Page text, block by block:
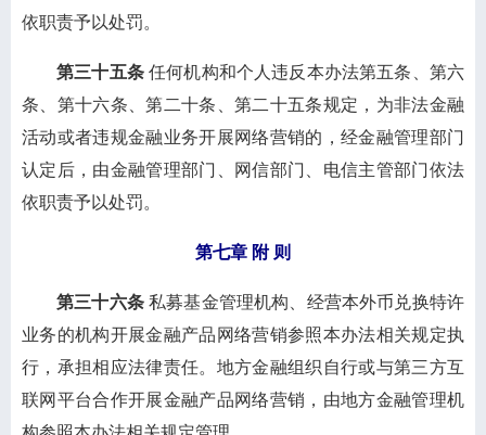
依职责予以处罚。
第三十五条任何机构和个人违反本办法第五条、第六
条、第十六条、第二十条、第二十五条规定，为非法金融
活动或者违规金融业务开展网络营销的，经金融管理部门
认定后，由金融管理部门、网信部门、电信主管部门依法
依职责予以处罚。
第七章 附 则
第三十六条私募基金管理机构、经营本外币兑换特许
业务的机构开展金融产品网络营销参照本办法相关规定执
行，承担相应法律责任。地方金融组织自行或与第三方互
联网平台合作开展金融产品网络营销，由地方金融管理机